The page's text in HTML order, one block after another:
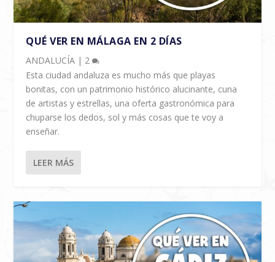
QUÉ VER EN MÁLAGA EN 2 DÍAS
ANDALUCÍA | 2
Esta ciudad andaluza es mucho más que playas
bonitas, con un patrimonio histórico alucinante, cuna
de artistas y estrellas, una oferta gastronómica para
chuparse los dedos, sol y más cosas que te voy a
enseñar.
LEER MÁS